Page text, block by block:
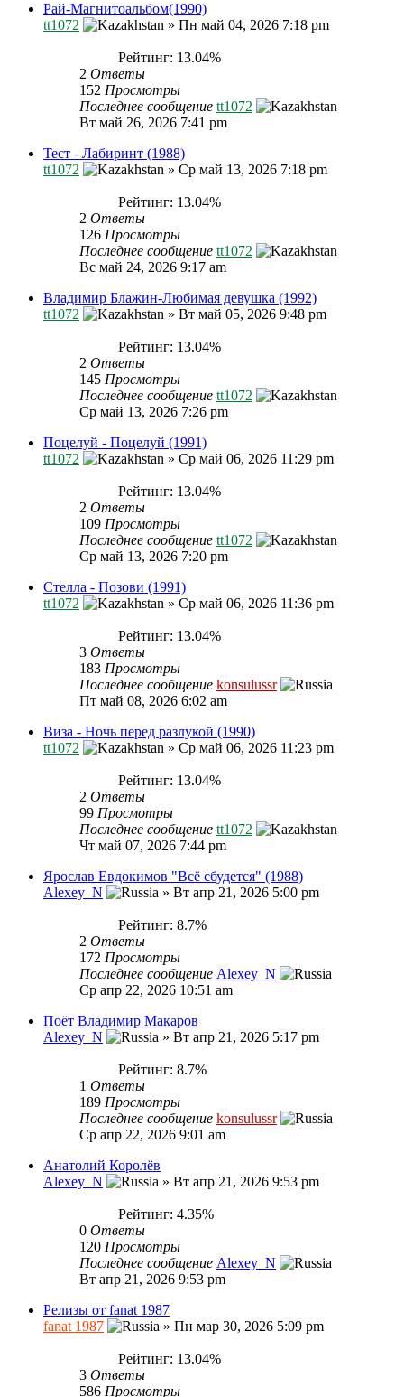
Рай-Магнитоальбом(1990)
tt1072
» Пн май 04, 2026 7:18 pm
Рейтинг: 13.04%
2 Ответы
152 Просмотры
Последнее сообщение tt1072
Вт май 26, 2026 7:41 pm
Тест - Лабиринт (1988)
tt1072
» Ср май 13, 2026 7:18 pm
Рейтинг: 13.04%
2 Ответы
126 Просмотры
Последнее сообщение tt1072
Вс май 24, 2026 9:17 am
Владимир Блажин-Любимая девушка (1992)
tt1072
» Вт май 05, 2026 9:48 pm
Рейтинг: 13.04%
2 Ответы
145 Просмотры
Последнее сообщение tt1072
Ср май 13, 2026 7:26 pm
Поцелуй - Поцелуй (1991)
tt1072
» Ср май 06, 2026 11:29 pm
Рейтинг: 13.04%
2 Ответы
109 Просмотры
Последнее сообщение tt1072
Ср май 13, 2026 7:20 pm
Стелла - Позови (1991)
tt1072
» Ср май 06, 2026 11:36 pm
Рейтинг: 13.04%
3 Ответы
183 Просмотры
Последнее сообщение konsulussr
Пт май 08, 2026 6:02 am
Виза - Ночь перед разлукой (1990)
tt1072
» Ср май 06, 2026 11:23 pm
Рейтинг: 13.04%
2 Ответы
99 Просмотры
Последнее сообщение tt1072
Чт май 07, 2026 7:44 pm
Ярослав Евдокимов "Всё сбудется" (1988)
Alexey_N
» Вт апр 21, 2026 5:00 pm
Рейтинг: 8.7%
2 Ответы
172 Просмотры
Последнее сообщение Alexey_N
Ср апр 22, 2026 10:51 am
Поёт Владимир Макаров
Alexey_N
» Вт апр 21, 2026 5:17 pm
Рейтинг: 8.7%
1 Ответы
189 Просмотры
Последнее сообщение konsulussr
Ср апр 22, 2026 9:01 am
Анатолий Королёв
Alexey_N
» Вт апр 21, 2026 9:53 pm
Рейтинг: 4.35%
0 Ответы
120 Просмотры
Последнее сообщение Alexey_N
Вт апр 21, 2026 9:53 pm
Релизы от fanat 1987
fanat 1987
» Пн мар 30, 2026 5:09 pm
Рейтинг: 13.04%
3 Ответы
586 Просмотры